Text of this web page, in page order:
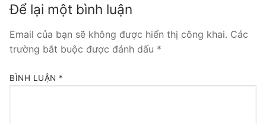
Để lại một bình luận
Email của bạn sẽ không được hiển thị công khai. Các
trường bắt buộc được đánh dấu *
BÌNH LUẬN *